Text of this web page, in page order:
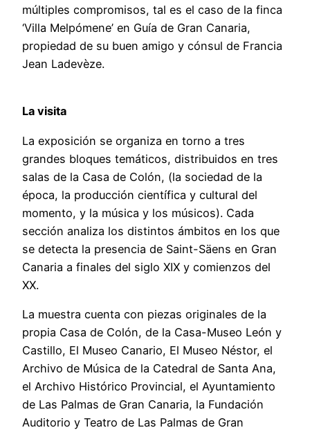
múltiples compromisos, tal es el caso de la finca
‘Villa Melpómene’ en Guía de Gran Canaria,
propiedad de su buen amigo y cónsul de Francia
Jean Ladevèze.
La visita
La exposición se organiza en torno a tres
grandes bloques temáticos, distribuidos en tres
salas de la Casa de Colón, (la sociedad de la
época, la producción científica y cultural del
momento, y la música y los músicos). Cada
sección analiza los distintos ámbitos en los que
se detecta la presencia de Saint-Säens en Gran
Canaria a finales del siglo XIX y comienzos del
XX.
La muestra cuenta con piezas originales de la
propia Casa de Colón, de la Casa-Museo León y
Castillo, El Museo Canario, El Museo Néstor, el
Archivo de Música de la Catedral de Santa Ana,
el Archivo Histórico Provincial, el Ayuntamiento
de Las Palmas de Gran Canaria, la Fundación
Auditorio y Teatro de Las Palmas de Gran